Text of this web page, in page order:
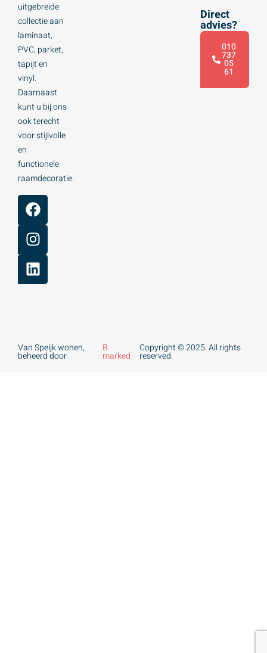
uitgebreide
collectie aan
laminaat,
PVC, parket,
tapijt en
vinyl.
Daarnaast
kunt u bij ons
ook terecht
voor stijlvolle
en
functionele
raamdecoratie.
Direct
advies?
010
737
05
61
Van Speijk wonen,
beheerd door
B
marked
Copyright © 2025. All rights
reserved.